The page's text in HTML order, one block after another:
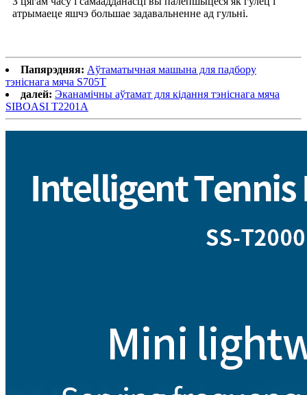
атрымаеце яшчэ большае задавальненне ад гульні.
Папярэдняя: Аўтаматычная машына для падбору
тэніснага мяча S705T
далей: Эканамічны аўтамат для кідання тэніснага мяча
SIBOASI T2201A